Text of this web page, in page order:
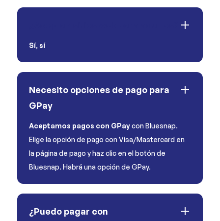
Sí, sí
Necesito opciones de pago para
GPay
Aceptamos pagos con GPaycon Bluesnap.
Elige la opción de pago con Visa/Mastercard en
la página de pago y haz clic en el botón de
Bluesnap. Habrá una opción de GPay.
¿Puedo pagar con